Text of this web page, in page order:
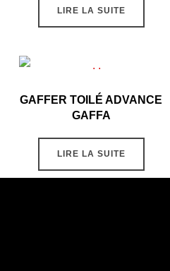
LIRE LA SUITE
GAFFER TOILÉ ADVANCE
GAFFA
LIRE LA SUITE